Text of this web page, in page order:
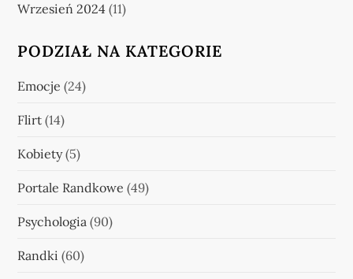
Wrzesień 2024 (11)
PODZIAŁ NA KATEGORIE
Emocje (24)
Flirt (14)
Kobiety(5)
Portale Randkowe (49)
Psychologia (90)
Randki (60)